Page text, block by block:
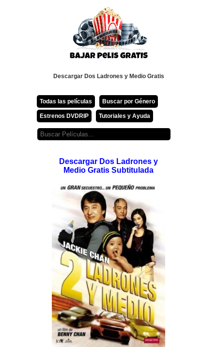
Descargar Dos Ladrones y Medio Gratis
Todas las películas Buscar por Género
Estrenos DVDRIP Tutoriales y Ayuda
Descargar Dos Ladrones y
Medio Gratis Subtitulada